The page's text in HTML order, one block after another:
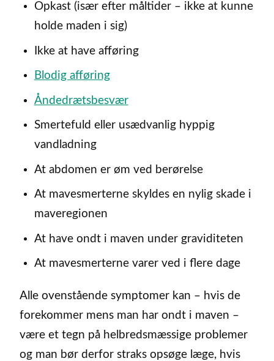
Opkast (især efter måltider – ikke at kunne
holde maden i sig)
Ikke at have afføring
Blodig afføring
Åndedrætsbesvær
Smertefuld eller usædvanlig hyppig
vandladning
At abdomen er øm ved berørelse
At mavesmerterne skyldes en nylig skade i
maveregionen
At have ondt i maven under graviditeten
At mavesmerterne varer ved i flere dage
Alle ovenstående symptomer kan – hvis de
forekommer mens man har ondt i maven –
være et tegn på helbredsmæssige problemer
og man bør derfor straks opsøge læge, hvis